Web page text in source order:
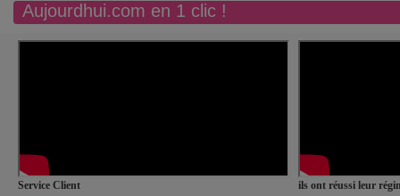
Aujourdhui.com en 1 clic !
Service Client
ils ont réussi leur